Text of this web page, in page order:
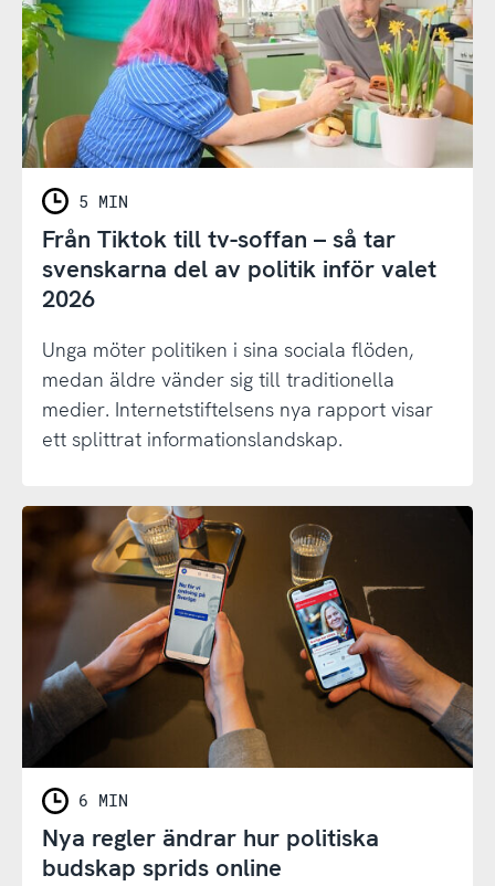
5 MIN
Från Tiktok till tv-soffan – så tar
svenskarna del av politik inför valet
2026
Unga möter politiken i sina sociala flöden,
medan äldre vänder sig till traditionella
medier. Internetstiftelsens nya rapport visar
ett splittrat informationslandskap.
6 MIN
Nya regler ändrar hur politiska
budskap sprids online